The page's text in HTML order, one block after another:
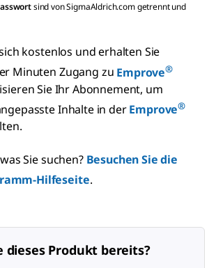
sind von SigmaAldrich.com getrennt und
kostenlos und erhalten Sie
Minuten Zugang zu Emprove®
Sie Ihr Abonnement, um
Inhalte in derEmprove®
Sie suchen? Besuchen Sie die
Hilfeseite.
dieses Produkt bereits?